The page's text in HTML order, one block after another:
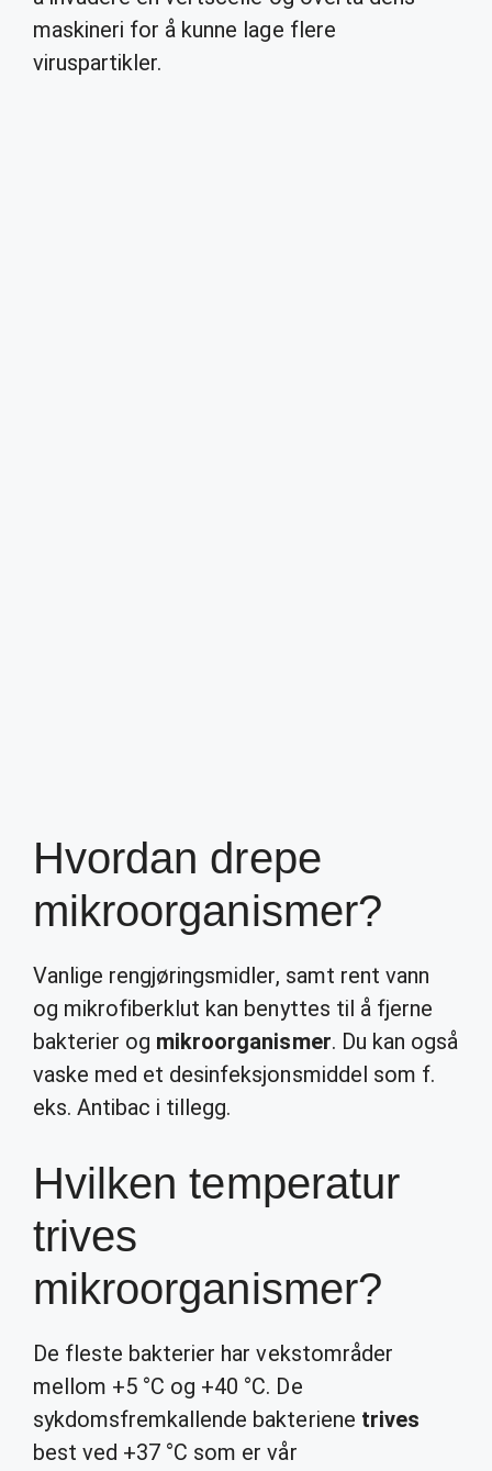
maskineri for å kunne lage flere
viruspartikler.
Hvordan drepe
mikroorganismer?
Vanlige rengjøringsmidler, samt rent vann
og mikrofiberklut kan benyttes til å fjerne
bakterier og mikroorganismer. Du kan også
vaske med et desinfeksjonsmiddel som f.
eks. Antibac i tillegg.
Hvilken temperatur
trives
mikroorganismer?
De fleste bakterier har vekstområder
mellom +5 °C og +40 °C. De
sykdomsfremkallende bakteriene trives
best ved +37 °C som er vår